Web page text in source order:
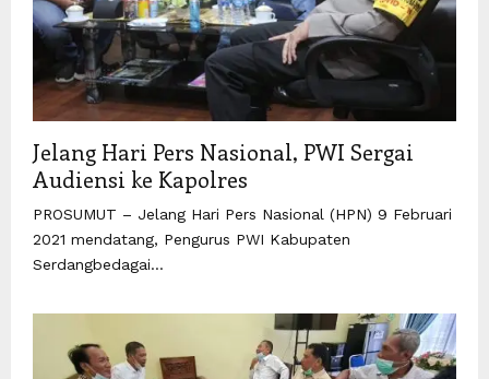
Jelang Hari Pers Nasional, PWI Sergai
Audiensi ke Kapolres
PROSUMUT – Jelang Hari Pers Nasional (HPN) 9 Februari
2021 mendatang, Pengurus PWI Kabupaten
Serdangbedagai...